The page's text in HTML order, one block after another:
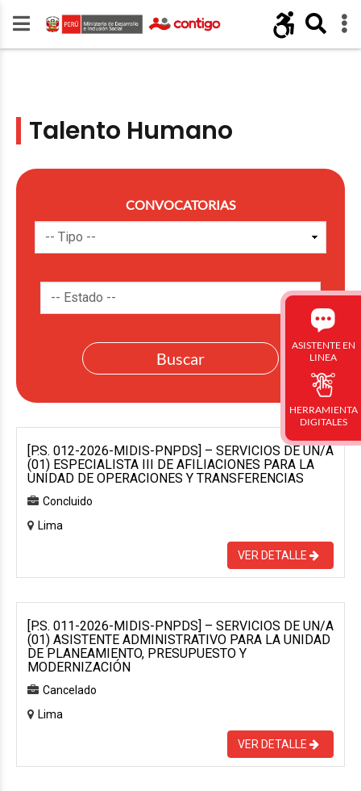
Talento Humano
CONVOCATORIAS
[P.S. 012-2026-MIDIS-PNPDS] – SERVICIOS DE UN/A
(01) ESPECIALISTA III DE AFILIACIONES PARA LA
UNIDAD DE OPERACIONES Y TRANSFERENCIAS
Concluido
Lima
VER DETALLE
[P.S. 011-2026-MIDIS-PNPDS] – SERVICIOS DE UN/A
(01) ASISTENTE ADMINISTRATIVO PARA LA UNIDAD
DE PLANEAMIENTO, PRESUPUESTO Y
MODERNIZACIÓN
Cancelado
Lima
VER DETALLE
ASISTENTE EN
LINEA
HERRAMIENTA
DIGITALES